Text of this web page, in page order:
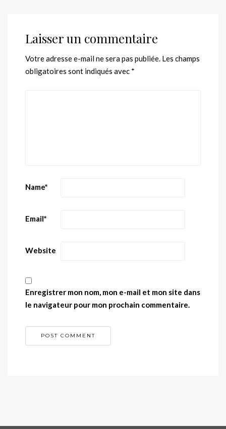
Laisser un commentaire
Votre adresse e-mail ne sera pas publiée. Les champs
obligatoires sont indiqués avec *
Name*
Email*
Website
Enregistrer mon nom, mon e-mail et mon site dans
le navigateur pour mon prochain commentaire.